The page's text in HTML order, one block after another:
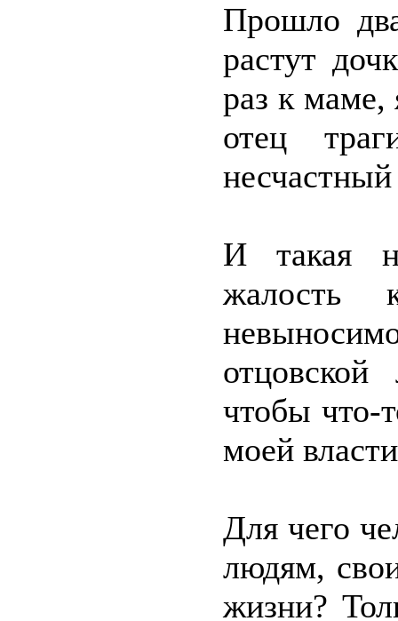
Прошло
растут
раз к маме,
отец
И такая
жалость
чтобы что-
моей
Для чего
людям,
жизни?